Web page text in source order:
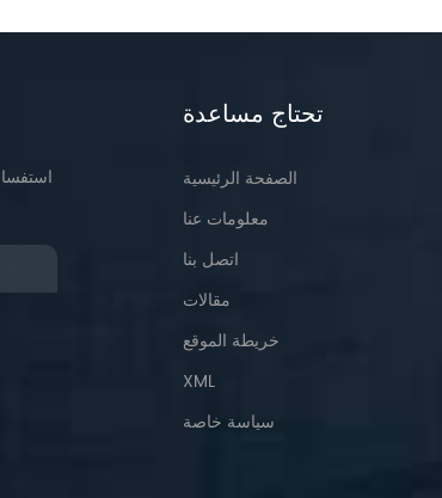
تحتاج مساعدة
الصفحة الرئيسية
معلومات عنا
اتصل بنا
مقالات
خريطة الموقع
XML
سياسة خاصة